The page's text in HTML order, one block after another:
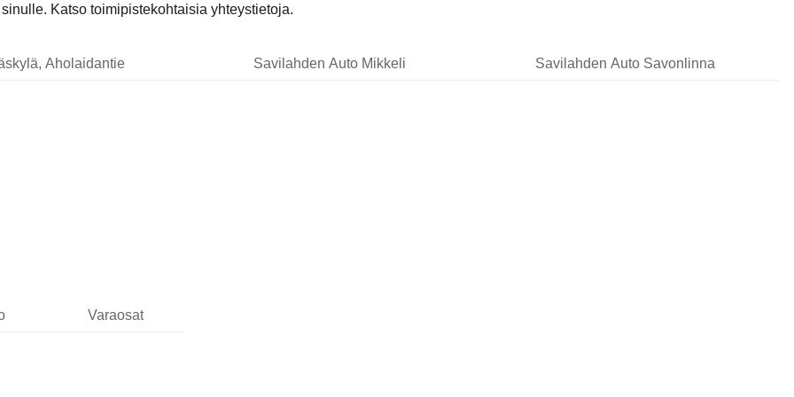
Katso toimipistekohtaisia yhteystietoja.
Aholaidantie Savilahden Auto Mikkeli Savilahden Auto Savonlinna
Varaosat